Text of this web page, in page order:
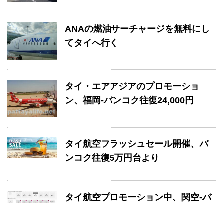
ANAの燃油サーチャージを無料にし
てタイへ行く
タイ・エアアジアのプロモーショ
ン、福岡-バンコク往復24,000円
タイ航空フラッシュセール開催、バ
ンコク往復5万円台より
タイ航空プロモーション中、関空-バ